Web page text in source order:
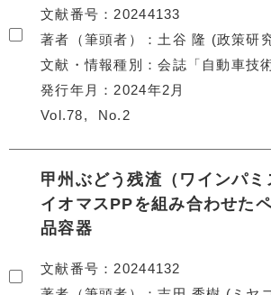
文献番号
20244133
著者（筆頭者）
土谷 隆 (政
文献・情報種別
会誌「自動車技術
発行年月
2024年2月
Vol.78
No.2
甲州ぶどう残渣（ワインパ
イオマスPPを組み合わせた
品容器
文献番号
20244132